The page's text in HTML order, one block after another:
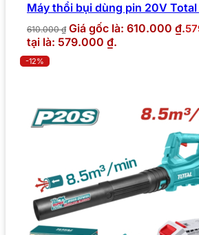
Máy thổi bụi dùng pin 20V
610.000₫ Giá gốc là: 610.000 ₫.
tại là: 579.000 ₫.
-12%